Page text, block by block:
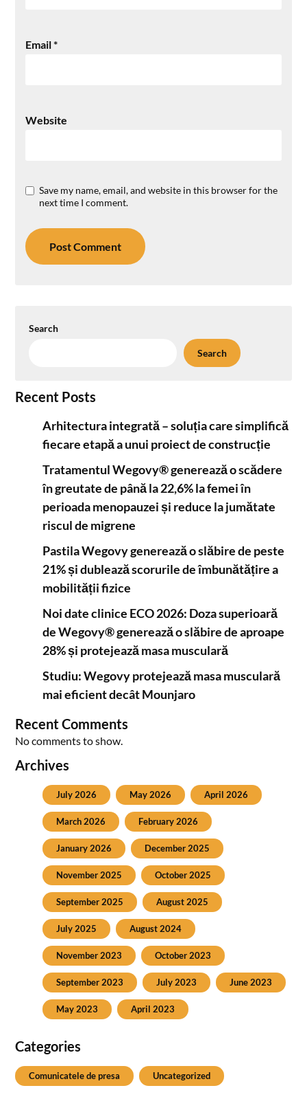
Email*
Website
Save my name, email, and website in this browser for the
next time I comment.
Search
Search
Recent Posts
Arhitectura integrată – soluția care simplifică
fiecare etapă a unui proiect de construcție
Tratamentul Wegovy® generează o scădere
în greutate de până la 22,6% la femei în
perioada menopauzei și reduce la jumătate
riscul de migrene
Pastila Wegovy generează o slăbire de peste
21% și dublează scorurile de îmbunătățire a
mobilității fizice
Noi date clinice ECO 2026: Doza superioară
de Wegovy® generează o slăbire de aproape
28% și protejează masa musculară
Studiu: Wegovy protejează masa musculară
mai eficient decât Mounjaro
Recent Comments
No comments to show.
Archives
July 2026 May 2026 April 2026
March 2026 February 2026
January 2026 December 2025
November 2025 October 2025
September 2025 August 2025
July 2025 August 2024
November 2023 October 2023
September 2023 July 2023 June 2023
May 2023 April 2023
Categories
Comunicatele de presa Uncategorized